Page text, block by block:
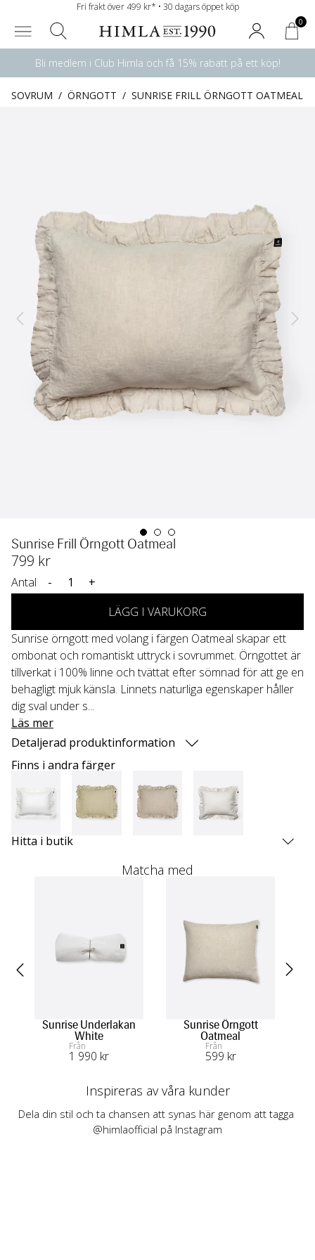
Fri frakt över 499 kr* • 30 dagars öppet köp
0
Bli medlem i Club Himla och få 15% rabatt på ett köp!
SOVRUM / ÖRNGOTT / SUNRISE FRILL ÖRNGOTT OATMEAL
Sunrise Frill Örngott Oatmeal
799 kr
Antal -
+
LÄGG I VARUKORG
Sunrise örngott med volang i färgen Oatmeal skapar ett
ombonat och romantiskt uttryck i sovrummet. Örngottet är
tillverkat i 100% linne och tvättat efter sömnad för att ge en
behagligt mjuk känsla. Linnets naturliga egenskaper håller
dig sval under s...
Läs mer
Detaljerad produktinformation
Finns i andra färger
Hitta i butik
Matcha med
Sunrise Underlakan
White
Från
1 990 kr
Sunrise Örngott
Oatmeal
Från
599 kr
Inspireras av våra kunder
Dela din stil och ta chansen att synas här genom att tagga
@himlaofficial på Instagram